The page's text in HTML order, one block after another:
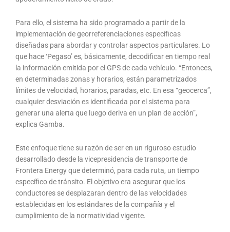
Para ello, el sistema ha sido programado a partir de la
implementación de georreferenciaciones específicas
diseñadas para abordar y controlar aspectos particulares. Lo
que hace ‘Pegaso’ es, básicamente, decodificar en tiempo real
la información emitida por el GPS de cada vehículo. “Entonces,
en determinadas zonas y horarios, están parametrizados
límites de velocidad, horarios, paradas, etc. En esa “geocerca”,
cualquier desviación es identificada por el sistema para
generar una alerta que luego deriva en un plan de acción”,
explica Gamba.
Este enfoque tiene su razón de ser en un riguroso estudio
desarrollado desde la vicepresidencia de transporte de
Frontera Energy que determinó, para cada ruta, un tiempo
específico de tránsito. El objetivo era asegurar que los
conductores se desplazaran dentro de las velocidades
establecidas en los estándares de la compañía y el
cumplimiento de la normatividad vigente.